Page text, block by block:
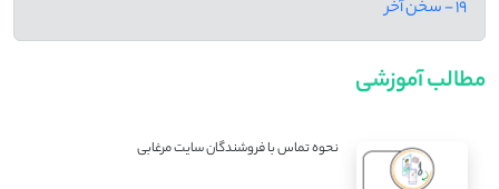
19 - سخن آخر
مطالب آموزشی
نحوه تماس با فروشندگان سایت مرغابی